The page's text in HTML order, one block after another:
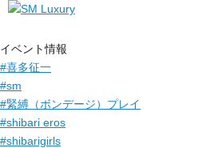
イベント情報
#喜多征一
#sm
#緊縛（ボンデージ）プレイ
#shibari eros
#shibarigirls